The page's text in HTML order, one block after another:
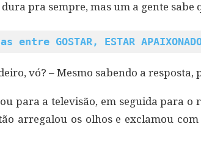
pra sempre, mas um a gente sabe
entre GOSTAR, ESTAR
vó? – Mesmo sabendo a resposta,
para a televisão, em seguida para o
arregalou os olhos e exclamou